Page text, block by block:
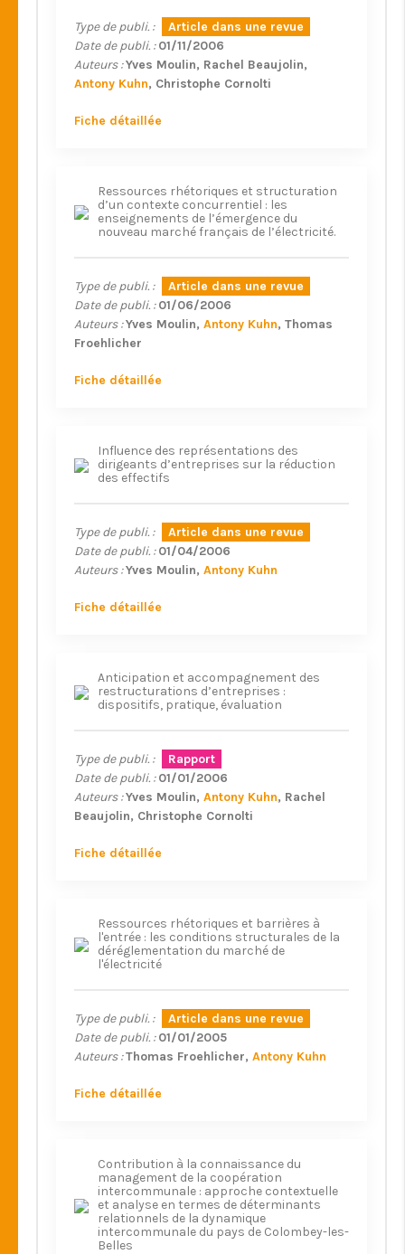
Type de publi. :
Article dans une revue
Date de publi. : 01/11/2006
Auteurs :Yves Moulin Rachel Beaujolin
Antony Kuhn Christophe Cornolti
Fiche détaillée
Ressources rhétoriques et structuration
d’un contexte concurrentiel : les
enseignements de l’émergence du
nouveau marché français de l’électricité.
Type de publi. :
Article dans une revue
Date de publi. : 01/06/2006
Auteurs :Yves Moulin Antony Kuhn Thomas
Froehlicher
Fiche détaillée
Influence des représentations des
dirigeants d’entreprises sur la réduction
des effectifs
Type de publi. :
Article dans une revue
Date de publi. : 01/04/2006
Auteurs :Yves Moulin Antony Kuhn
Fiche détaillée
Anticipation et accompagnement des
restructurations d’entreprises :
dispositifs, pratique, évaluation
Type de publi. :
Rapport
Date de publi. : 01/01/2006
Auteurs :Yves Moulin Antony Kuhn Rachel
Beaujolin Christophe Cornolti
Fiche détaillée
Ressources rhétoriques et barrières à
l'entrée : les conditions structurales de la
déréglementation du marché de
l'électricité
Type de publi. :
Article dans une revue
Date de publi. : 01/01/2005
Auteurs :Thomas Froehlicher Antony Kuhn
Fiche détaillée
Contribution à la connaissance du
management de la coopération
intercommunale : approche contextuelle
et analyse en termes de déterminants
relationnels de la dynamique
intercommunale du pays de Colombey-les-
Belles